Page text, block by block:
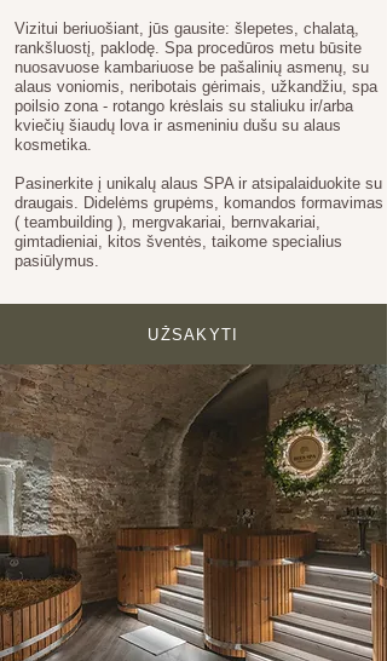
Vizitui beriuošiant, jūs gausite: šlepetes, chalatą,
rankšluostį, paklodę. Spa procedūros metu būsite
nuosavuose kambariuose be pašalinių asmenų, su
alaus voniomis, neribotais gėrimais, užkandžiu, spa
poilsio zona - rotango krėslais su staliuku ir/arba
kviečių šiaudų lova ir asmeniniu dušu su alaus
kosmetika.
Pasinerkite į unikalų alaus SPA ir atsipalaiduokite su
draugais. Didelėms grupėms, komandos formavimas
( teambuilding ), mergvakariai, bernvakariai,
gimtadieniai, kitos šventės, taikome specialius
pasiūlymus.
UŽSAKYTI